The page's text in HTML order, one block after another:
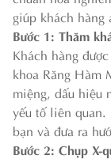
giúp khách hàng
Bước 1: Thăm
Khách hàng
khoa Răng Hàm
miệng, dấu hiệu
yếu tố liên quan.
bạn và đưa ra
Bước 2: Chụp X-